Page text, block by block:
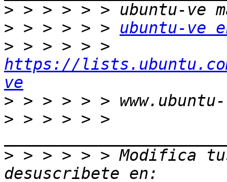
>
> > > > > > ubuntu-ve
>
https://
ve
>
> > > > > >
> > > > > > Modifica